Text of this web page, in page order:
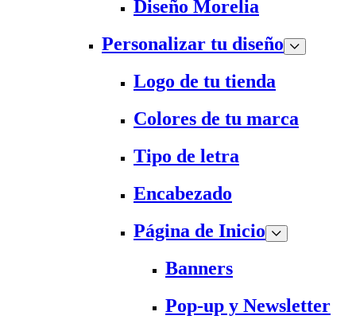
Diseño Morelia
Personalizar tu diseño
Logo de tu tienda
Colores de tu marca
Tipo de letra
Encabezado
Página de Inicio
Banners
Pop-up y Newsletter